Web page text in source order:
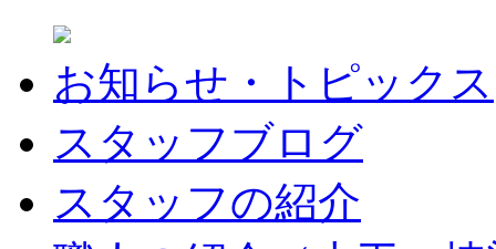
お知らせ・トピックス
スタッフブログ
スタッフの紹介